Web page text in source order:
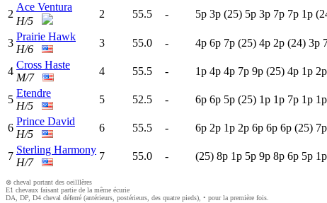
2
Ace Ventura
H/5
2 55.5 - 5p 3p (25) 5p 3p 7p 7p 1p
3
Prairie Hawk
H/6
3 55.0 - 4p 6p 7p (25) 4p 2p (24) 3p
4
Cross Haste
M/7
4 55.5 - 1p 4p 4p 7p 9p (25) 4p 1p 2p
5
Etendre
H/5
5 52.5 - 6p 6p 5p (25) 1p 1p 7p 1p 1p
6
Prince David
H/5
6 55.5 - 6p 2p 1p 2p 6p 6p 6p (25) 7p
7
Sterling Harmony
H/7
7 55.0 - (25) 8p 1p 5p 9p 8p 6p 5p 1p
⊗ cheval portant des oeilllères
E1 chevaux faisant partie de la même écurie
DA, DP, D4 cheval déferré (antérieurs, postérieurs, des quatre pieds), • pour la première fois.